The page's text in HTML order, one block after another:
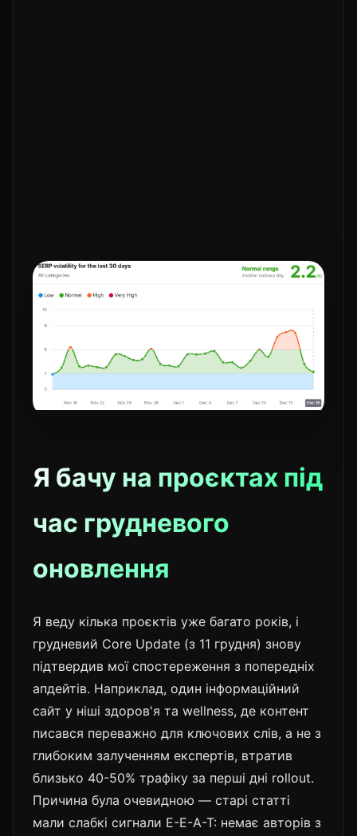
Я бачу на проєктах під
час грудневого
оновлення
Я веду кілька проєктів уже багато років, і
грудневий Core Update (з 11 грудня) знову
підтвердив мої спостереження з попередніх
апдейтів. Наприклад, один інформаційний
сайт у ніші здоров'я та wellness, де контент
писався переважно для ключових слів, а не з
глибоким залученням експертів, втратив
близько 40-50% трафіку за перші дні rollout.
Причина була очевидною — старі статті
мали слабкі сигнали E-E-A-T: немає авторів з